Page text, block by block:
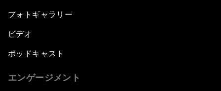
フォトギャラリー
ビデオ
ポッドキャスト
エンゲージメント